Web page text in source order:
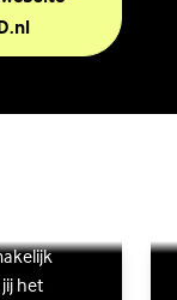
(Externe link)
het